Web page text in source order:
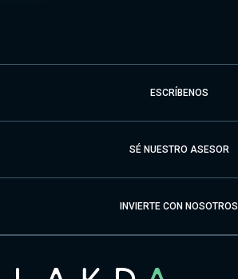
ESCRÍBENOS
SÉ NUESTRO ASESOR
INVIERTE CON NOSOTROS